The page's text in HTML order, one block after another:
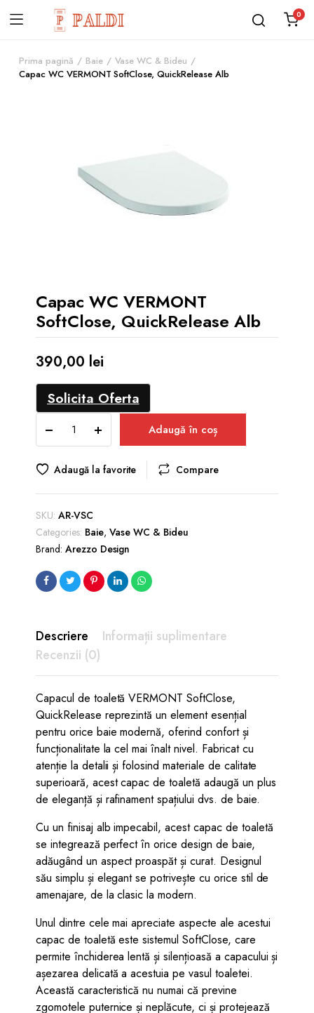
0
Prima pagină Baie
Vase WC & Bideu
Capac WC VERMONT SoftClose, QuickRelease Alb
Capac WC VERMONT
SoftClose, QuickRelease Alb
390,00 lei
Solicita Oferta
WC
VERMONT
SoftClose,
QuickRelease
Alb
quantity
Adaugă în coș
Adaugă la favorite Compare
SKU: AR-VSC
Categories: Baie, Vase WC & Bideu
Brand: Arezzo Design
Descriere
Informații suplimentare
Recenzii (0)
Capacul de toaletă VERMONT SoftClose,
QuickRelease reprezintă un element esențial
pentru orice baie modernă, oferind confort și
funcționalitate la cel mai înalt nivel. Fabricat cu
atenție la detalii și folosind materiale de calitate
superioară, acest capac de toaletă adaugă un plus
de eleganță și rafinament spațiului dvs. de baie.
Cu un finisaj alb impecabil, acest capac de toaletă
se integrează perfect în orice design de baie,
adăugând un aspect proaspăt și curat. Designul
său simplu și elegant se potrivește cu orice stil de
amenajare, de la clasic la modern.
Unul dintre cele mai apreciate aspecte ale acestui
capac de toaletă este sistemul SoftClose, care
permite închiderea lentă și silențioasă a capacului și
așezarea delicată a acestuia pe vasul toaletei.
Această caracteristică nu numai că previne
zgomotele puternice și neplăcute, ci și protejează